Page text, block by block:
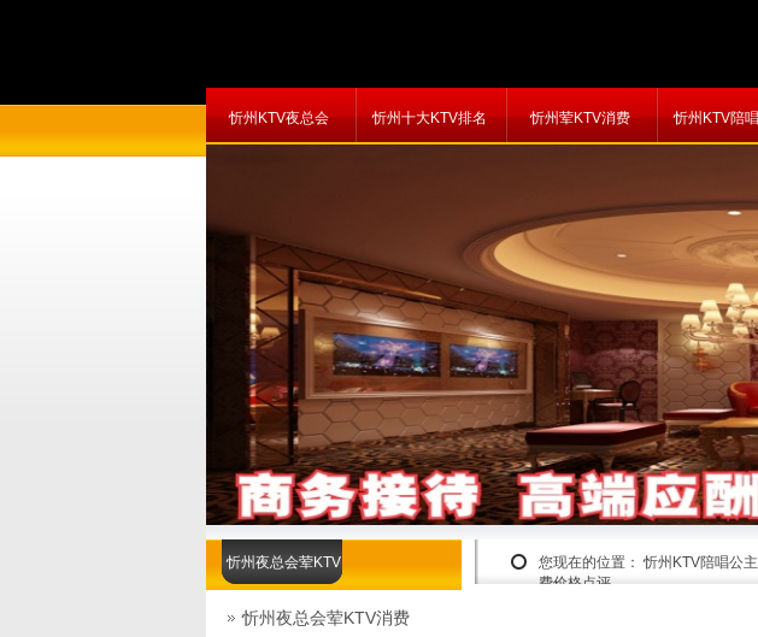
忻州KTV夜总会 忻州十大KTV排名 忻州荤KTV消费 忻州KTV陪
您现在的位置： 忻州KTV陪唱公
费价格点评
忻州夜总会荤KTV
忻州夜总会荤KTV消费